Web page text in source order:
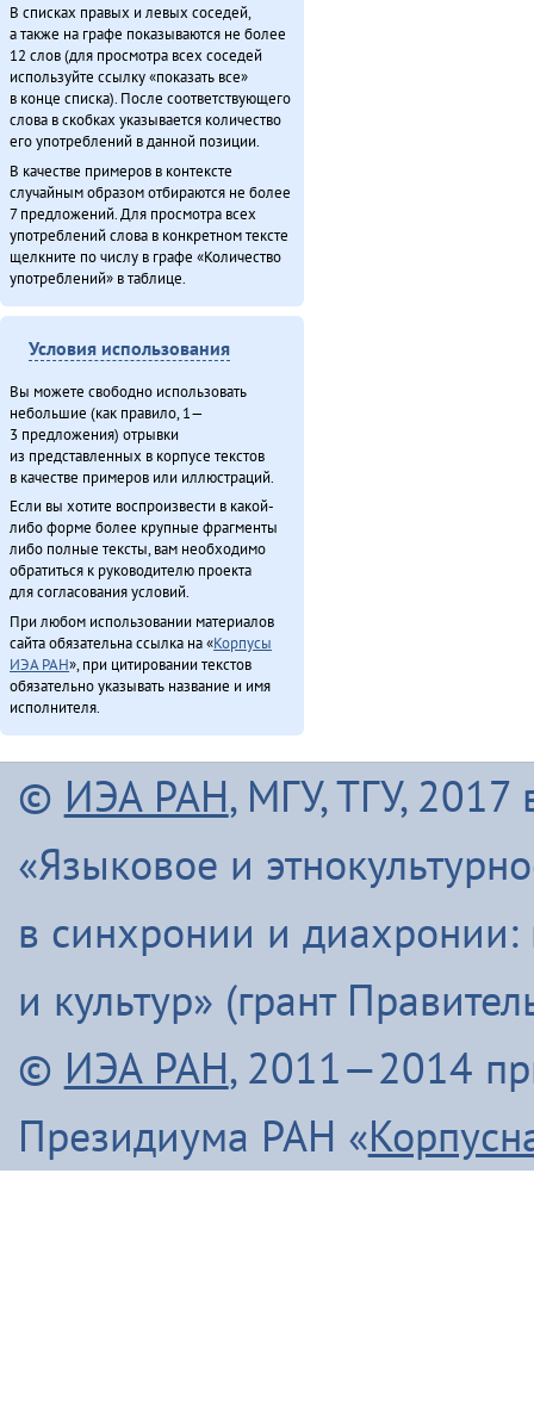
В списках правых и левых соседей,
а также на графе показываются не более
12 слов (для просмотра всех соседей
используйте ссылку «показать все»
в конце списка). После соответствующего
слова в скобках указывается количество
его употреблений в данной позиции.
В качестве примеров в контексте
случайным образом отбираются не более
7 предложений. Для просмотра всех
употреблений слова в конкретном тексте
щелкните по числу в графе «Количество
употреблений» в таблице.
Условия использования
Вы можете свободно использовать
небольшие (как правило, 1—
3 предложения) отрывки
из представленных в корпусе текстов
в качестве примеров или иллюстраций.
Если вы хотите воспроизвести в какой-
либо форме более крупные фрагменты
либо полные тексты, вам необходимо
обратиться к руководителю проекта
для согласования условий.
При любом использовании материалов
сайта обязательна ссылка на «Корпусы
ИЭА РАН», при цитировании текстов
обязательно указывать название и имя
исполнителя.
© ИЭА РАН, МГУ, ТГУ, 2017
«Языковое и
в синхронии и диахронии:
и культур» (грант
© ИЭА РАН, 2011—2014
Президиума РАН «